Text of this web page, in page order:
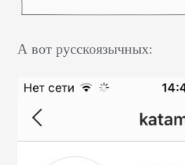
А вот русскоязычных: